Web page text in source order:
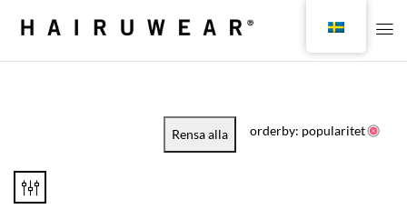
Rensa alla orderby: popularitet